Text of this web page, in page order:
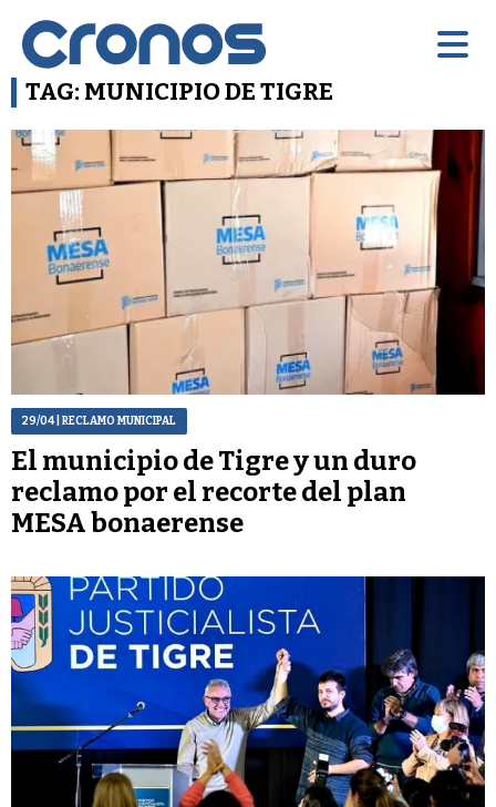
TAG: MUNICIPIO DE TIGRE
29/04| RECLAMO MUNICIPAL
El municipio de Tigre y un duro
reclamo por el recorte del plan
MESA bonaerense